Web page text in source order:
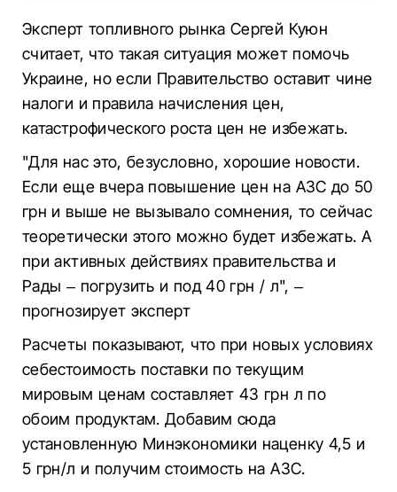
Эксперт топливного рынка Сергей Куюн
считает, что такая ситуация может помочь
Украине, но если Правительство оставит чине
налоги и правила начисления цен,
катастрофического роста цен не избежать.
"Для нас это, безусловно, хорошие новости.
Если еще вчера повышение цен на АЗС до 50
грн и выше не вызывало сомнения, то сейчас
теоретически этого можно будет избежать. А
при активных действиях правительства и
Рады – погрузить и под 40 грн / л", –
прогнозирует эксперт
Расчеты показывают, что при новых условиях
себестоимость поставки по текущим
мировым ценам составляет 43 грн л по
обоим продуктам. Добавим сюда
установленную Минэкономики наценку 4,5 и
5 грн/л и получим стоимость на АЗС.